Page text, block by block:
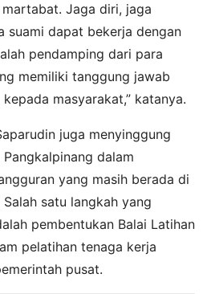
Jaga diri, jaga
suami dapat bekerja dengan
pendamping dari para
memiliki tanggung jawab
masyarakat,” katanya.
juga menyinggung
dalam
yang masih berada di
satu langkah yang
pembentukan Balai Latihan
pelatihan tenaga kerja
pusat.